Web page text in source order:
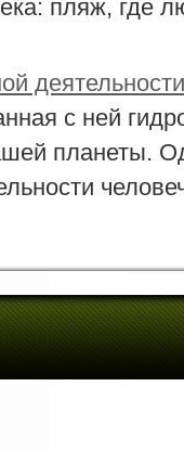
пляж, где
деятельности
с ней
планеты.